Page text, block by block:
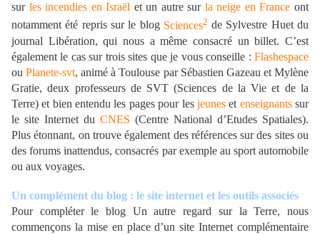
sur les incendies en Israël et un autre sur la neige en France ont
notamment été repris sur le blog Sciences2 de Sylvestre Huet du
journal Libération, qui nous a même consacré un billet. C’est
également le cas sur trois sites que je vous conseille : Flashespace
ouPlanete-svt, animé à Toulouse par Sébastien Gazeau et Mylène
Gratie, deux professeurs de SVT (Sciences de la Vie et de la
Terre) et bien entendu les pages pour les jeuneset enseignantssur
le site Internet du CNES (Centre National d’Etudes Spatiales).
Plus étonnant, on trouve également des références sur des sites ou
des forums inattendus, consacrés par exemple au sport automobile
ou aux voyages.
Un complément du blog : le site internet et les outils associés
Pour compléter le blog Un autre regard sur la Terre, nous
commençons la mise en place d’un site Internet complémentaire